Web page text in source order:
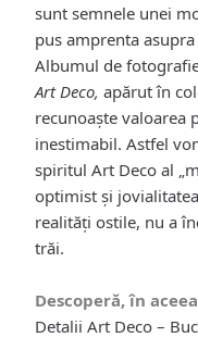
sunt semnele unei
pus amprenta
Albumul de
Art Deco, apărut în
recunoaşte valoarea
inestimabil. Astfel
spiritul Art Deco al
optimist și
realități ostile, nu a
trăi.
Descoperă, în
Detalii Art Deco –